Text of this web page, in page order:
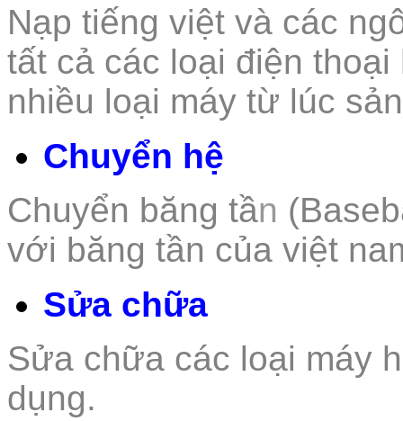
Nạp tiếng việt và các
tất cả các loại điện
nhiều loại máy từ lúc
Chuyển hệ
Chuyển băng tần
với băng tần của việt
Sửa chữa
Sửa chữa các loại máy h
dụng.